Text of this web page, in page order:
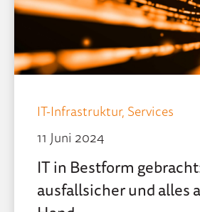
IT-Infrastruktur, Services
11 Juni 2024
IT in Bestform
ausfallsicher und alles